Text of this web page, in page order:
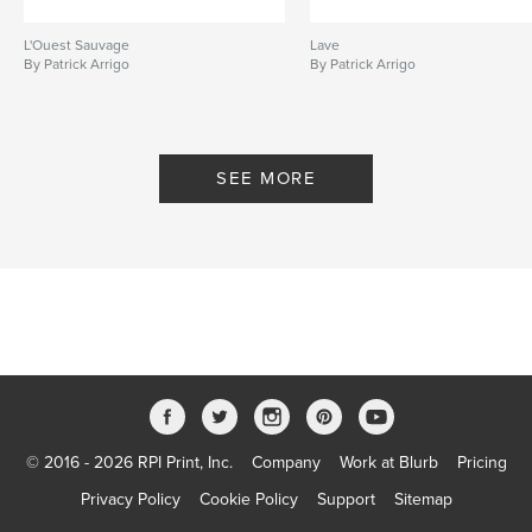
L'Ouest Sauvage
By Patrick Arrigo
Lave
By Patrick Arrigo
SEE MORE
© 2016 - 2026 RPI Print, Inc. Company Work at Blurb
Pricing
Privacy Policy
Cookie Policy Support Sitemap